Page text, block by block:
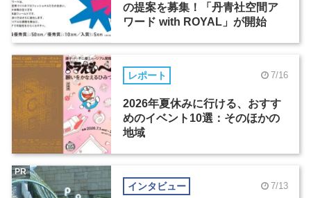
の提案を募集！「丹青社空間ア
ワード with ROYAL」が開始
レポート 7/16
2026年夏休みに行ける、おすす
めのイベント10選：そのほかの
地域
インタビュー 7/13
PR